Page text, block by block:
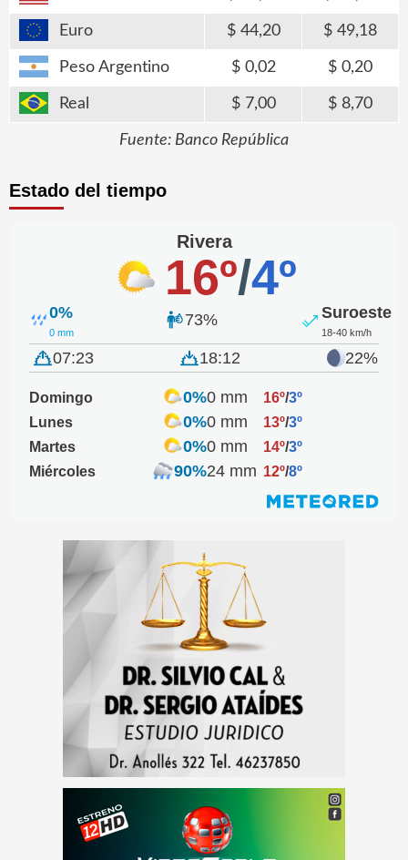
Euro 44,20 49,18
Peso Argentino 0,02 0,20
Real 7,00 8,70
Fuente: Banco República
Estado del tiempo
Rivera
16º/4º
0%
0 mm
73% Suroeste
18-40 km/h
07:23 18:12 22%
Domingo 0%0 mm 16º/3º
Lunes
0%0 mm 13º/3º
Martes
0%0 mm 14º/3º
Miércoles
90%24 mm 12º/8º